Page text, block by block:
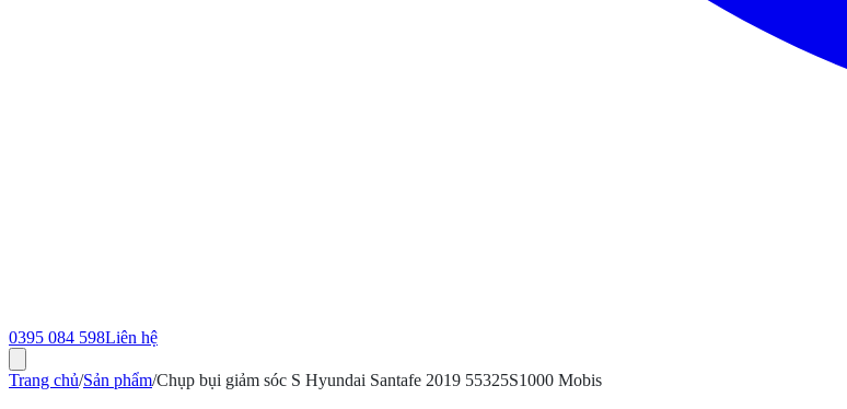
0395 084 598Liên hệ
Trang chủ/Sản phẩm/Chụp bụi giảm sóc S Hyundai Santafe 2019 55325S1000 Mobis